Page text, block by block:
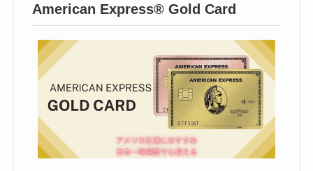
American Express® Gold Card